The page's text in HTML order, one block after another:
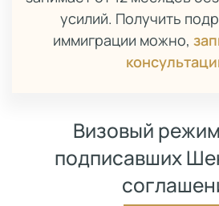
усилий. Получить
иммиграции можно,
Визовый
подписавших